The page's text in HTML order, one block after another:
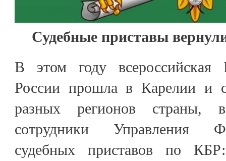
Судебные приставы
В этом году
России прошла в Карелии и
разных регионов
сотрудники Управления
судебных приставов по